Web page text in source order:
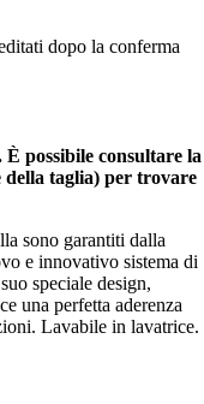
dopo la conferma
possibile consultare la
della taglia) per trovare
sono garantiti dalla
e innovativo sistema di
speciale design,
una perfetta aderenza
Lavabile in lavatrice.